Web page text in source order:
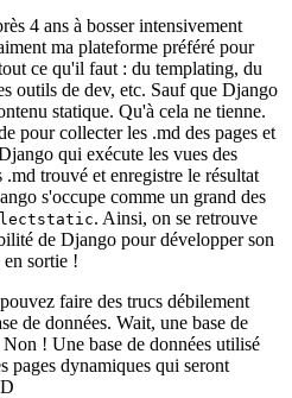
4 ans à bosser intensivement
ma plateforme préféré pour
ce qu'il faut : du templating, du
outils de dev, etc. Sauf que Django
statique. Qu'à cela ne tienne.
pour collecter les .md des pages et
qui exécute les vues des
.md trouvé et enregistre le résultat
s'occupe comme un grand des
. Ainsi, on se retrouve
de Django pour développer son
sortie !
faire des trucs débilement
de données. Wait, une base de
! Une base de données utilisé
pages dynamiques qui seront